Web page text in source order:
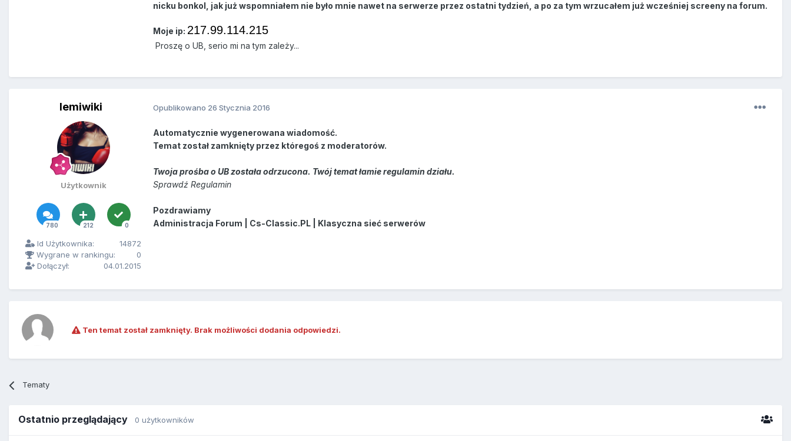
nicku bonkol, jak już wspomniałem nie było mnie nawet na serwerze przez ostatni tydzień, a po za tym wrzucałem już wcześniej screeny na forum.
Moje ip: 217.99.114.215
Proszę o UB, serio mi na tym zależy...
lemiwiki
Użytkownik
780 212 0
Id Użytkownika:
14872
Wygrane w rankingu:
0
Dołączył:
04.01.2015
Opublikowano 26 Stycznia 2016
Automatycznie wygenerowana wiadomość.
Temat został zamknięty przez któregoś z moderatorów.
Twoja prośba o UB została odrzucona. Twój temat łamie regulamin działu.
Sprawdź Regulamin
Pozdrawiamy
Administracja Forum | Cs-Classic.PL | Klasyczna sieć serwerów
Ten temat został zamknięty. Brak możliwości dodania odpowiedzi.
Tematy
Ostatnio przeglądający 0 użytkowników